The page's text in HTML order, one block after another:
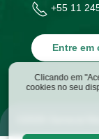
Clicando em
cookies no seu
+55 11
Entre em
General